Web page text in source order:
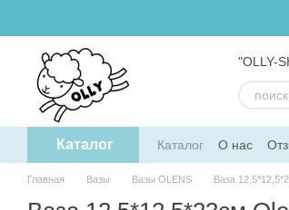
"OLLY-
Каталог Каталог О нас
Обмен и возврат
Главная Вазы Вазы OLENS Ваза